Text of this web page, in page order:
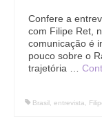
Confere a
com Filipe Ret,
comunicação é
pouco sobre o
trajetória …
Brasil, entrevista,